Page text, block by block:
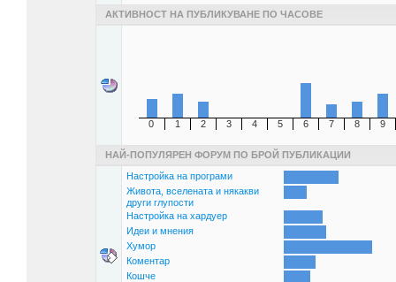
АКТИВНОСТ НА ПУБЛИКУВАНЕ ПО ЧАСОВЕ
0 1 2 3 4 5 6 7 8 9
НАЙ-ПОПУЛЯРЕН ФОРУМ ПО БРОЙ ПУБЛИКАЦИИ
Настройка на програми
Живота, вселената и някакви
други глупости
Настройка на хардуер
Идеи и мнения
Хумор
Коментар
Кошче